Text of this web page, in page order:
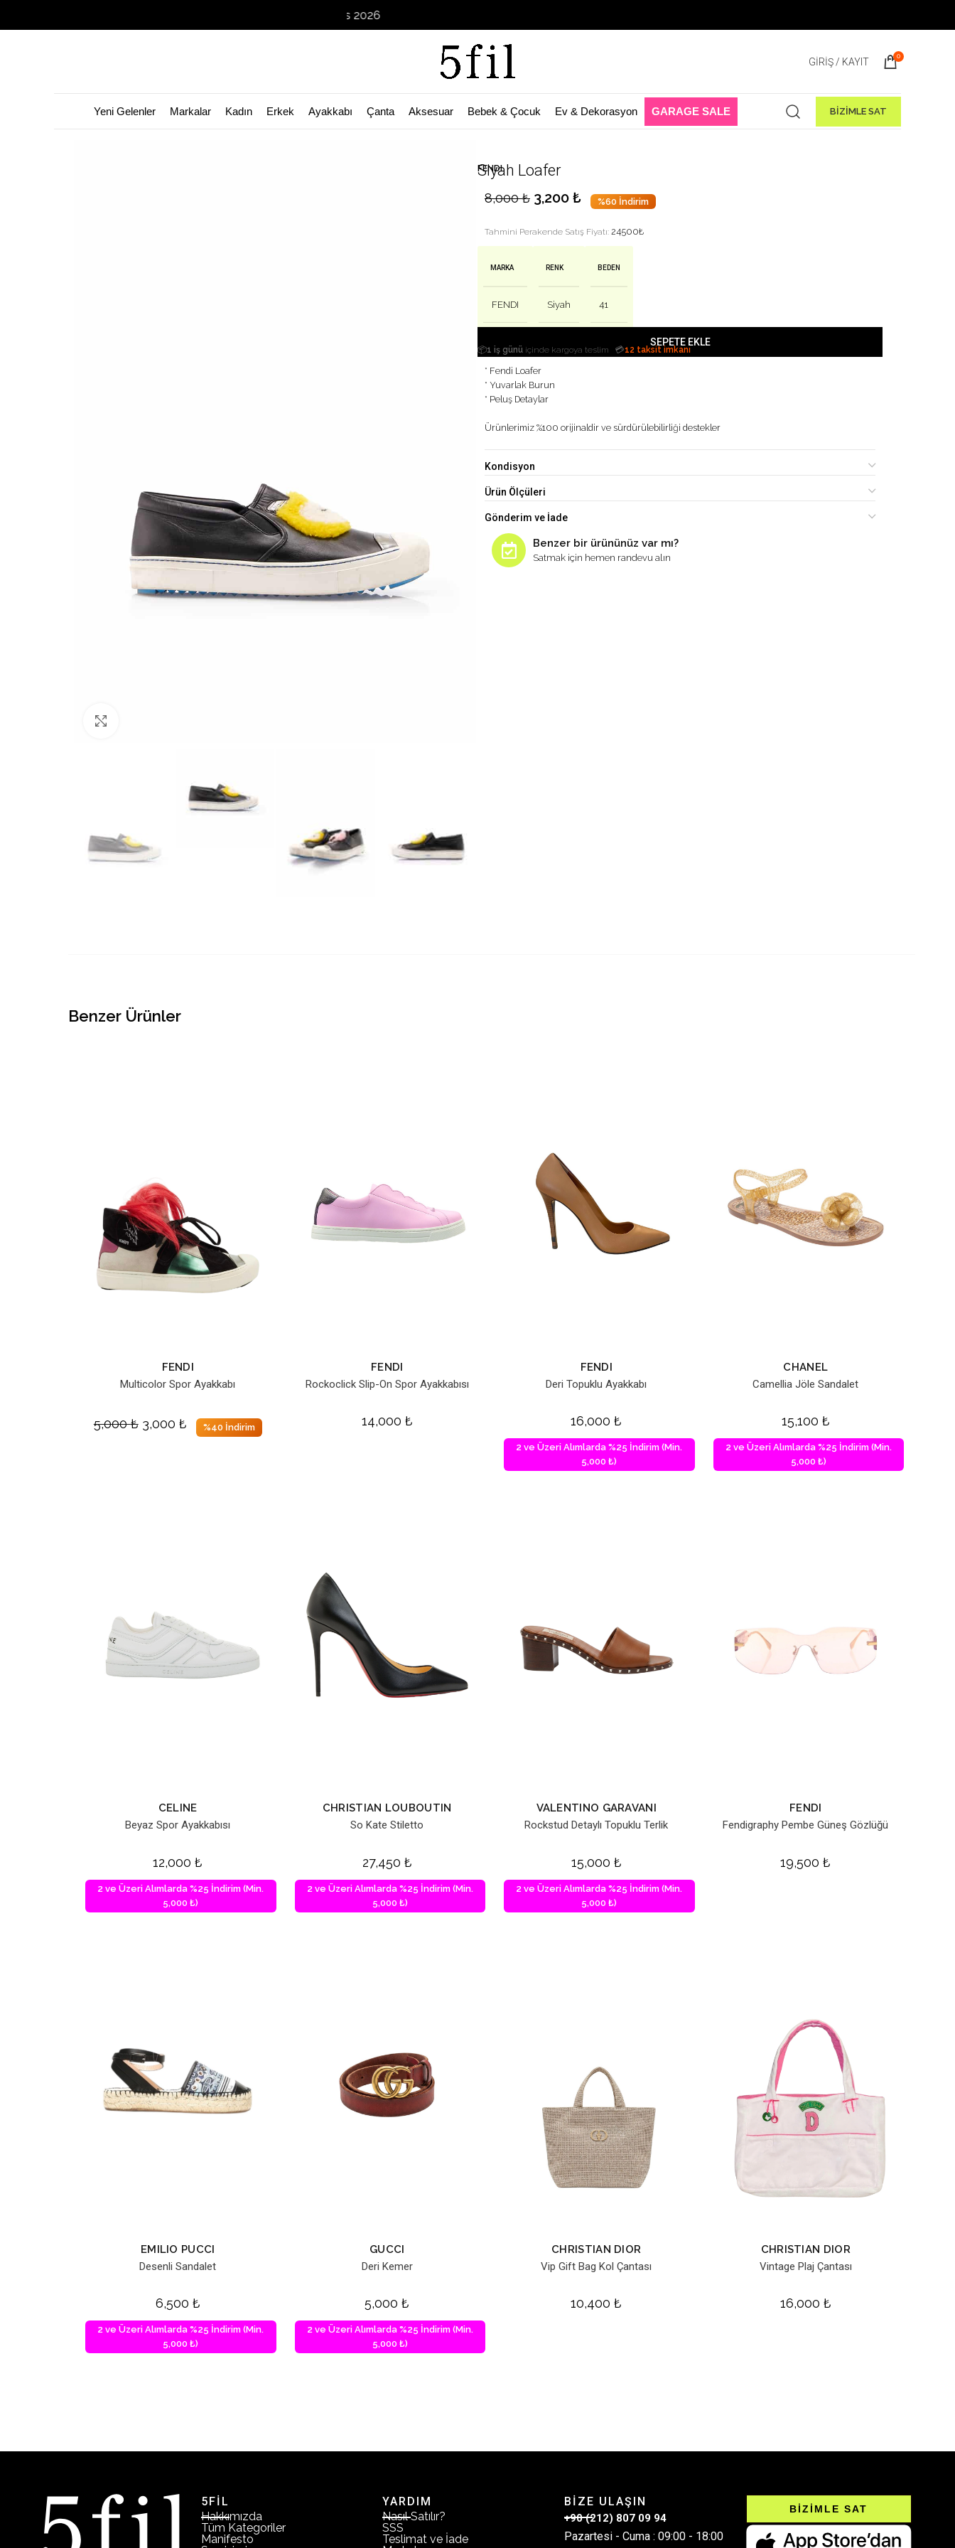
GIRIŞ / KAYIT 0
Yeni Gelenler Markalar Kadın Erkek Ayakkabı Çanta Aksesuar Bebek & Çocuk Ev & Dekorasyon GARAGE SALE BİZİMLE SAT
FENDI
Siyah Loafer
8,000₺ 3,200 ₺ %60 İndirim
Tahmini Perakende Satış Fiyatı: 24500₺
MARKA
FENDI
RENK
Siyah
BEDEN
41
SEPETE EKLE
📦1 iş günü içinde kargoya teslim 💳12 taksit imkanı
* Fendi Loafer
* Yuvarlak Burun
* Peluş Detaylar
Ürünlerimiz %100 orijinaldir ve sürdürülebilirliği destekler
Kondisyon
Ürün Ölçüleri
Gönderim ve İade
Benzer bir ürününüz var mı?
Satmak için hemen randevu alın
Benzer Ürünler
FENDI
Multicolor Spor Ayakkabı
5,000₺ 3,000 ₺ %40 İndirim
FENDI
Rockoclick Slip-On Spor Ayakkabısı
14,000 ₺
FENDI
Deri Topuklu Ayakkabı
16,000₺
2 ve Üzeri Alımlarda %25 İndirim (Min.
5,000 ₺)
CHANEL
Camellia Jöle Sandalet
15,100 ₺
2 ve Üzeri Alımlarda %25 İndirim (Min.
5,000 ₺)
CELINE
Beyaz Spor Ayakkabısı
12,000₺
2 ve Üzeri Alımlarda %25 İndirim (Min.
5,000 ₺)
CHRISTIAN LOUBOUTIN
So Kate Stiletto
27,450 ₺
2 ve Üzeri Alımlarda %25 İndirim (Min.
5,000 ₺)
VALENTINO GARAVANI
Rockstud Detaylı Topuklu Terlik
15,000 ₺
2 ve Üzeri Alımlarda %25 İndirim (Min.
5,000 ₺)
FENDI
Fendigraphy Pembe Güneş Gözlüğü
19,500₺
EMILIO PUCCI
Desenli Sandalet
6,500 ₺
2 ve Üzeri Alımlarda %25 İndirim (Min.
5,000 ₺)
GUCCI
Deri Kemer
5,000₺
2 ve Üzeri Alımlarda %25 İndirim (Min.
5,000 ₺)
CHRISTIAN DIOR
Vip Gift Bag Kol Çantası
10,400₺
CHRISTIAN DIOR
Vintage Plaj Çantası
16,000 ₺
5FİL
Hakkımızda
Tüm Kategoriler
Manifesto
YARDIM
Nasıl Satılır?
SSS
Teslimat ve İade
BİZE ULAŞIN
+90 (212) 807 09 94
Pazartesi - Cuma : 09:00 - 18:00
BİZİMLE SAT